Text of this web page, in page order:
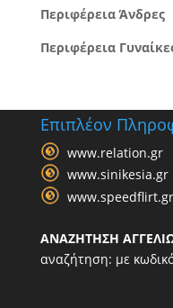
Περιφέρεια Άνδρες
Περιφέρεια
Επιπλέον
www.relation.gr
www.sinikesia.gr
www.speedflirt.gr
ΑΝΑΖΗΤΗΣΗ
αναζήτηση: με